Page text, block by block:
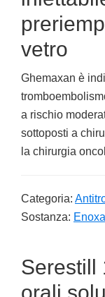
vetro
Ghemaxan è
a rischio
sottoposti a
la chirurgia
Categoria:
Sostanza:
Serestill